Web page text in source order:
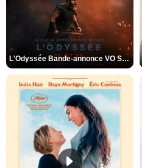
L'Odyssée Bande-annonce VO STFR